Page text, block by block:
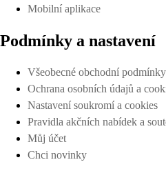
Mobilní aplikace
Podmínky a nastavení
Všeobecné obchodní podmínky
Ochrana osobních údajů a
Nastavení soukromí a cookies
Pravidla akčních nabídek a
Můj účet
Chci novinky